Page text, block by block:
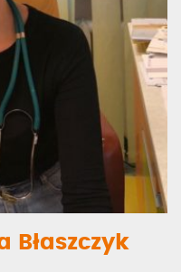
Błaszczyk